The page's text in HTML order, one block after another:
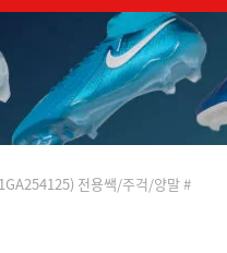
전용쌕/주걱/양말 #